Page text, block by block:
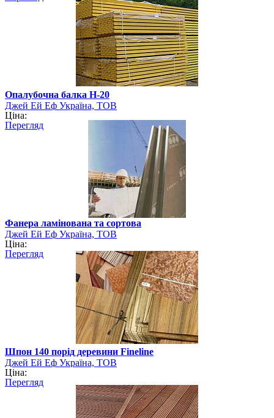
Опалубочна балка Н-20
Джей Ей Еф Україна, ТОВ
Ціна:
Перегляд
Фанера ламінована та сортова
Джей Ей Еф Україна, ТОВ
Ціна:
Перегляд
Шпон 140 порід деревини Fineline
Джей Ей Еф Україна, ТОВ
Ціна:
Перегляд